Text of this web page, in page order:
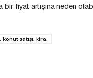
fiyat artışına neden
satışı, kira,